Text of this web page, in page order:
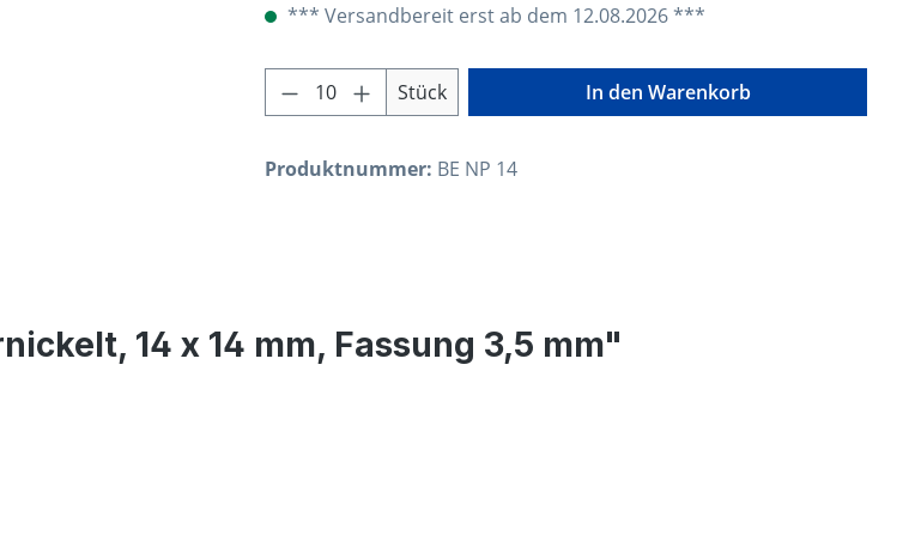
*** Versandbereit erst ab dem 12.08.2026 ***
Produkt Anzahl: Gib den gewünschten Wert
Stück In den Warenkorb
Produktnummer: BE NP 14
14 x 14 mm, Fassung 3,5 mm"